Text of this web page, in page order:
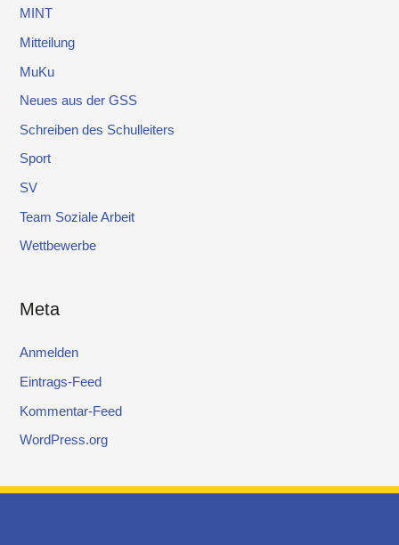
MINT
Mitteilung
MuKu
Neues aus der GSS
Schreiben des Schulleiters
Sport
SV
Team Soziale Arbeit
Wettbewerbe
Meta
Anmelden
Eintrags-Feed
Kommentar-Feed
WordPress.org